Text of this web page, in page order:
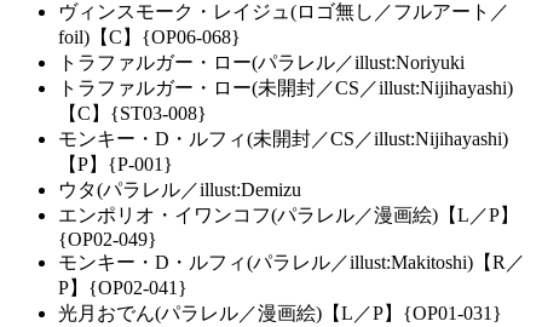
ヴィンスモーク・レイジュ(ロゴ無し／フルアート／
foil)【C】{OP06-068}
トラファルガー・ロー(パラレル／illust:Noriyuki
トラファルガー・ロー(未開封／CS／illust:Nijihayashi)
【C】{ST03-008}
モンキー・D・ルフィ(未開封／CS／illust:Nijihayashi)
【P】{P-001}
ウタ(パラレル／illust:Demizu
エンポリオ・イワンコフ(パラレル／漫画絵)【L／P】
{OP02-049}
モンキー・D・ルフィ(パラレル／illust:Makitoshi)【R／
P】{OP02-041}
光月おでん(パラレル／漫画絵)【L／P】{OP01-031}